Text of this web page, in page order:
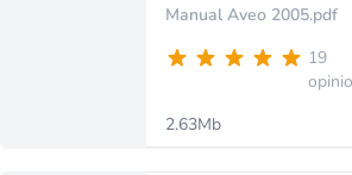
Manual Aveo 2005.pdf
19
2.63Mb